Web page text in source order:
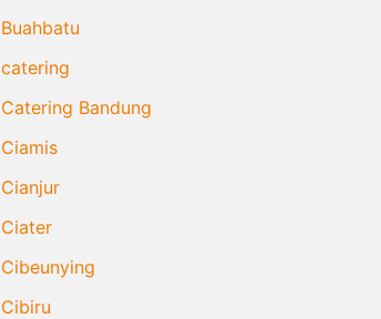
Buahbatu
catering
Catering Bandung
Ciamis
Cianjur
Ciater
Cibeunying
Cibiru